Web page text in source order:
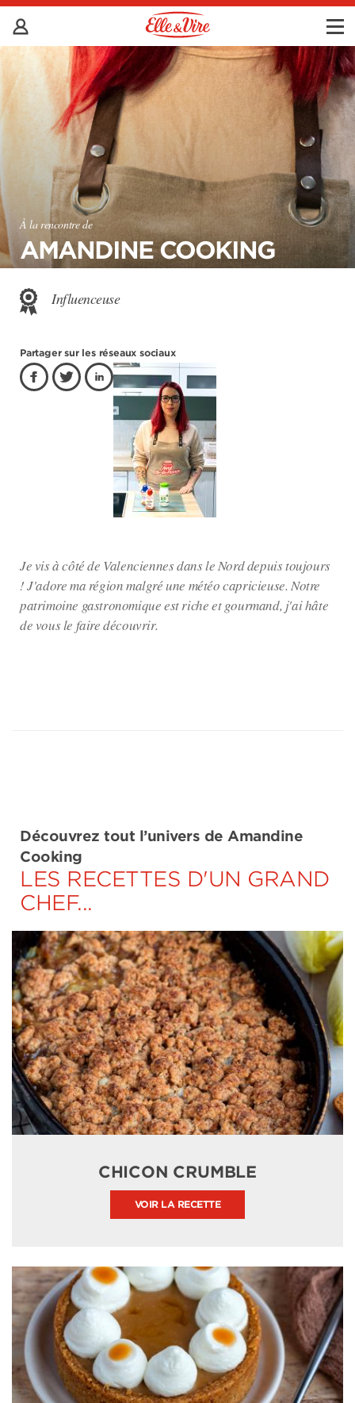
À la rencontre de
AMANDINE COOKING
Influenceuse
Partager sur les réseaux sociaux
Je vis à côté de Valenciennes dans le Nord depuis toujours
! J'adore ma région malgré une météo capricieuse. Notre
patrimoine gastronomique est riche et gourmand, j'ai hâte
de vous le faire découvrir.
Découvrez tout l’univers de Amandine
Cooking
LES RECETTES D'UN GRAND
CHEF...
CHICON CRUMBLE
VOIR LA RECETTE